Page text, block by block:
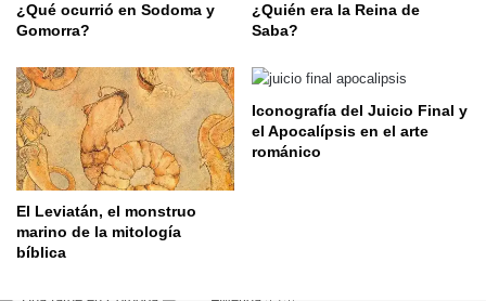
¿Qué ocurrió en Sodoma y
Gomorra?
¿Quién era la Reina de
Saba?
El Leviatán, el monstruo
marino de la mitología
bíblica
Iconografía del Juicio Final y
el Apocalípsis en el arte
románico